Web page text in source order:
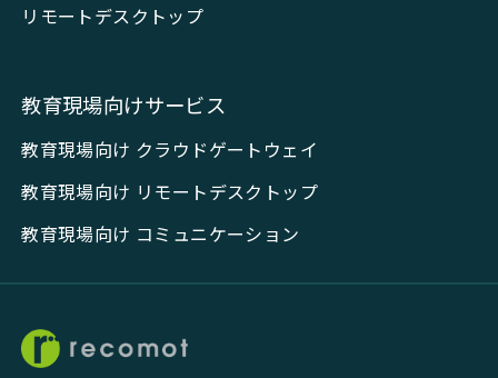
リモートデスクトップ
教育現場向けサービス
教育現場向け クラウドゲートウェイ
教育現場向け リモートデスクトップ
教育現場向け コミュニケーション